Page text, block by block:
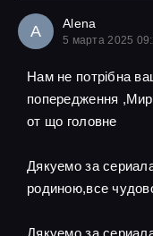
A Alena
5 марта 2025
Нам не потрібна
попередження
от що головне
Дякуемо за
родиною,все
Дякуемо за